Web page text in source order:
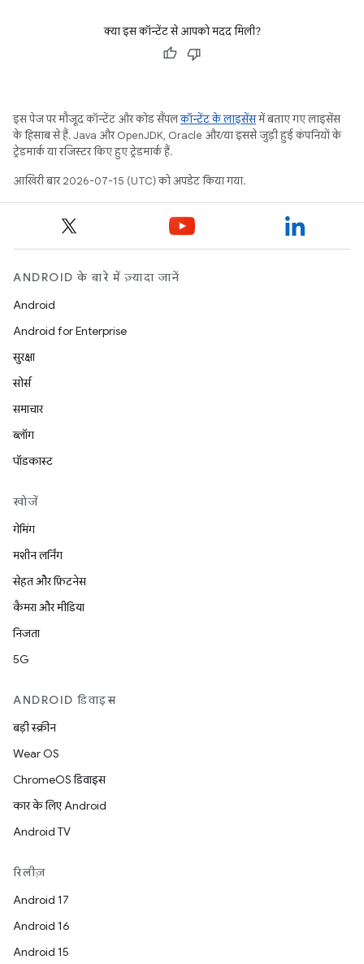
क्या इस कॉन्टेंट से आपको मदद मिली?
इस पेज पर मौजूद कॉन्टेंट और कोड सैंपलकॉन्टेंट के लाइसेंसमें बताए गए लाइसेंस
के हिसाब से हैं. Java और OpenJDK, Oracle और/या इससे जुड़ी हुई कंपनियों के
ट्रेडमार्क या रजिस्टर किए हुए ट्रेडमार्क हैं.
आखिरी बार 2026-07-15 (UTC) को अपडेट किया गया.
ANDROID के बारे में ज़्यादा जानें
Android
Android for Enterprise
सुरक्षा
सोर्स
समाचार
ब्लॉग
पॉडकास्ट
खोजें
गेमिंग
मशीन लर्निंग
सेहत और फ़िटनेस
कैमरा और मीडिया
निजता
5G
ANDROID डिवाइस
बड़ी स्क्रीन
Wear OS
ChromeOS डिवाइस
कार के लिए Android
Android TV
रिलीज़
Android 17
Android 16
Android 15